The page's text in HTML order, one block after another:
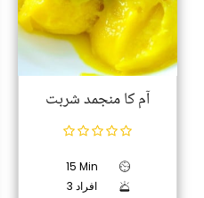
آم کا منجمد شربت
15 Min
3 افراد